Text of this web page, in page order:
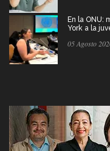
En la ONU:
York a la
05 Agosto